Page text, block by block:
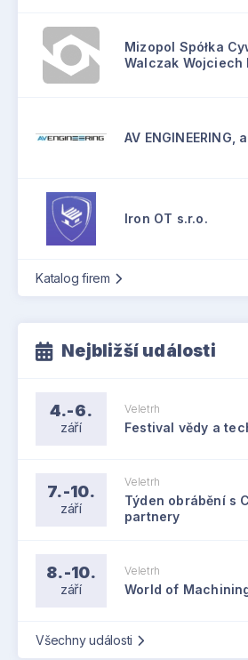
Mizopol Spółka
Walczak Wojciech
AV ENGINEERING,
Iron OT s.r.o.
Katalog firem
Nejbližší události
4.-6.
září
Veletrh
Festival vědy a
7.-10.
září
Veletrh
Týden obrábění s
partnery
8.-10.
září
Veletrh
World of
Všechny události